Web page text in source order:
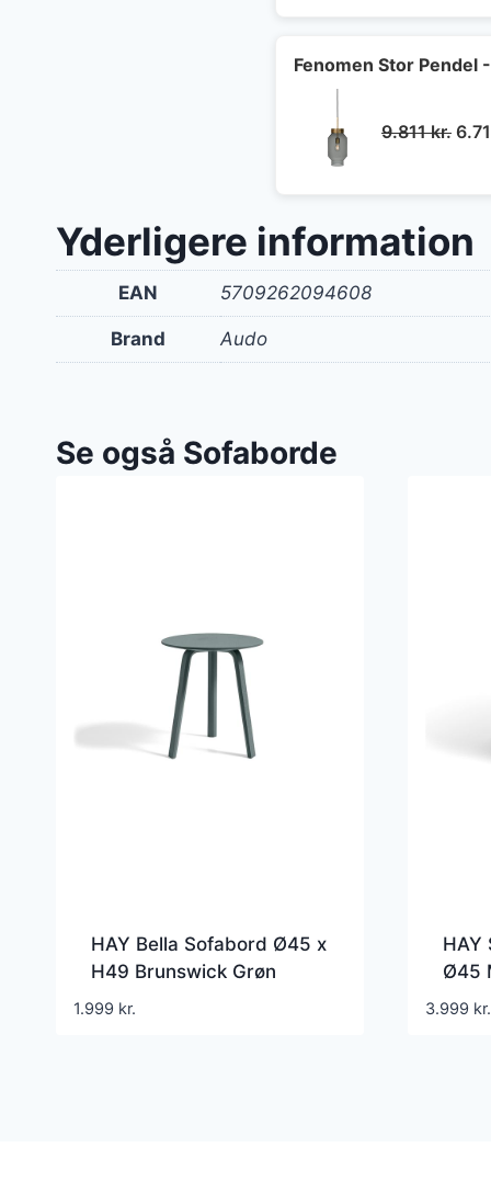
Fenomen Stor Pendel
9.811kr. Den
Yderligere information
EAN 5709262094608
Brand Audo
Se også Sofaborde
HAY Bella Sofabord Ø45 x
H49 Brunswick Grøn
1.999 kr.
HAY
Ø45
3.999 kr.